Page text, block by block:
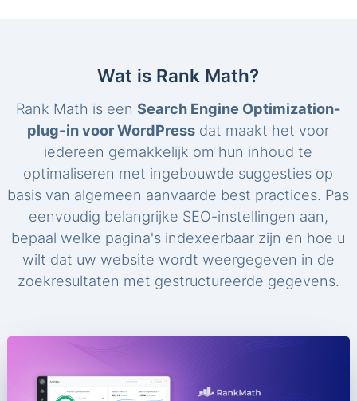
Wat is Rank Math?
Rank Math is een Search Engine Optimization-
plug-in voor WordPress dat maakt het voor
iedereen gemakkelijk om hun inhoud te
optimaliseren met ingebouwde suggesties op
basis van algemeen aanvaarde best practices. Pas
eenvoudig belangrijke SEO-instellingen aan,
bepaal welke pagina's indexeerbaar zijn en hoe u
wilt dat uw website wordt weergegeven in de
zoekresultaten met gestructureerde gegevens.